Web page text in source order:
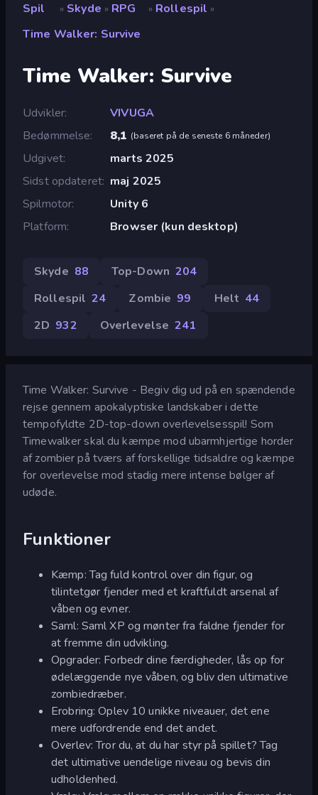
Spil » Skyde » RPG » Rollespil »
Time Walker: Survive
Time Walker: Survive
Udvikler
VIVUGA
Bedømmelse
8,1 (baseret på de seneste 6 måneder)
Udgivet
marts 2025
Sidst opdateret maj 2025
Spilmotor
Unity 6
Platform
Browser (kun desktop)
Skyde 88 Top-Down 204
Rollespil 24 Zombie 99 Helt 44
2D 932 Overlevelse 241
Time Walker: Survive - Begiv dig ud på en spændende
rejse gennem apokalyptiske landskaber i dette
tempofyldte 2D-top-down overlevelsesspil! Som
Timewalker skal du kæmpe mod ubarmhjertige horder
af zombier på tværs af forskellige tidsaldre og kæmpe
for overlevelse mod stadig mere intense bølger af
udøde.
Funktioner
Kæmp: Tag fuld kontrol over din figur, og
tilintetgør fjender med et kraftfuldt arsenal af
våben og evner.
Saml: Saml XP og mønter fra faldne fjender for
at fremme din udvikling.
Opgrader: Forbedr dine færdigheder, lås op for
ødelæggende nye våben, og bliv den ultimative
zombiedræber.
Erobring: Oplev 10 unikke niveauer, det ene
mere udfordrende end det andet.
Overlev: Tror du, at du har styr på spillet? Tag
det ultimative uendelige niveau og bevis din
udholdenhed.